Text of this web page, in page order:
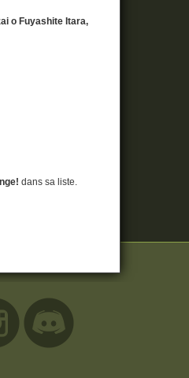
o Fuyashite Itara,
dans sa liste.